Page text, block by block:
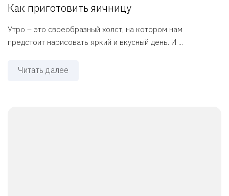
Как приготовить яичницу
Утро – это своеобразный холст, на котором нам
предстоит нарисовать яркий и вкусный день. И ...
Читать далее